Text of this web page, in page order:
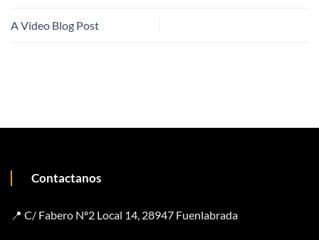
A Video Blog Post
Contactanos
📍 C/ Fabero Nº2 Local 14, 28947 Fuenlabrada